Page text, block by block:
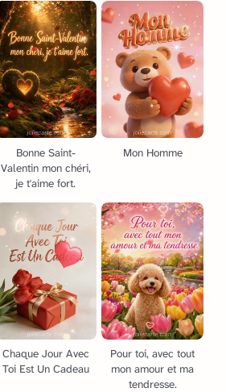
Bonne Saint-
Valentin mon chéri,
je t'aime fort.
Mon Homme
Chaque Jour Avec
Toi Est Un Cadeau
Pour toi, avec tout
mon amour et ma
tendresse.